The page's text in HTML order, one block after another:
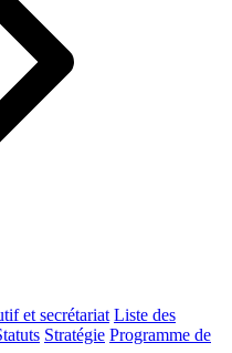
et secrétariat Liste des
Stratégie Programme de